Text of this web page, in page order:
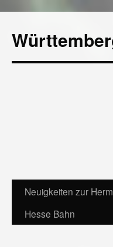
Neuigkeiten zur
Hesse Bahn